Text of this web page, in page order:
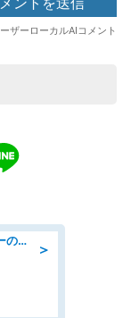
＞
「土日祝休み」治験コーディネーターのお仕事/未経験OK